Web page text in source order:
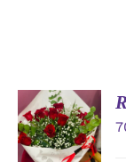
AÑADIR
AL
CARRITO
/